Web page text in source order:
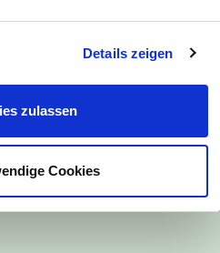
Details zeigen
zulassen
Cookies